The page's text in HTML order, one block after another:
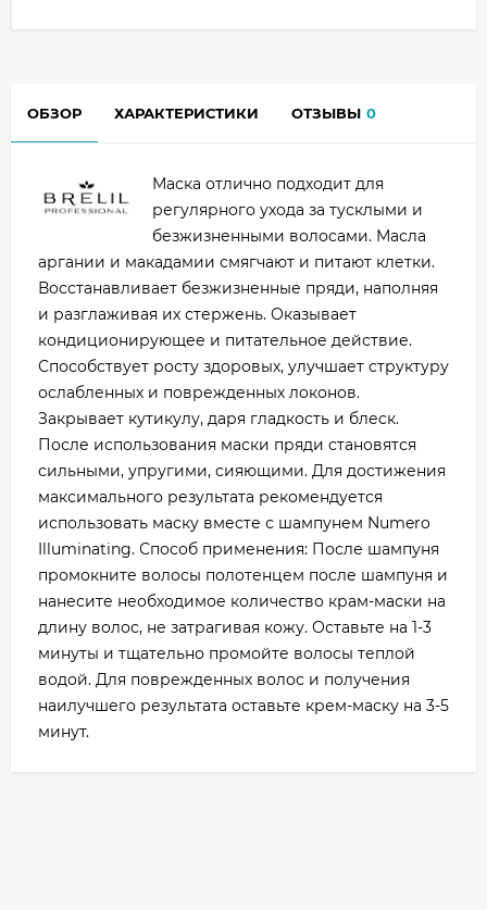
ОБЗОР ХАРАКТЕРИСТИКИ ОТЗЫВЫ 0
Маска отлично подходит для
регулярного ухода за тусклыми и
безжизненными волосами. Масла
аргании и макадамии смягчают и питают клетки.
Восстанавливает безжизненные пряди, наполняя
и разглаживая их стержень. Оказывает
кондиционирующее и питательное действие.
Способствует росту здоровых, улучшает структуру
ослабленных и поврежденных локонов.
Закрывает кутикулу, даря гладкость и блеск.
После использования маски пряди становятся
сильными, упругими, сияющими. Для достижения
максимального результата рекомендуется
использовать маску вместе с шампунем Numero
Illuminating. Способ применения: После шампуня
промокните волосы полотенцем после шампуня и
нанесите необходимое количество крам-маски на
длину волос, не затрагивая кожу. Оставьте на 1-3
минуты и тщательно промойте волосы теплой
водой. Для поврежденных волос и получения
наилучшего результата оставьте крем-маску на 3-5
минут.